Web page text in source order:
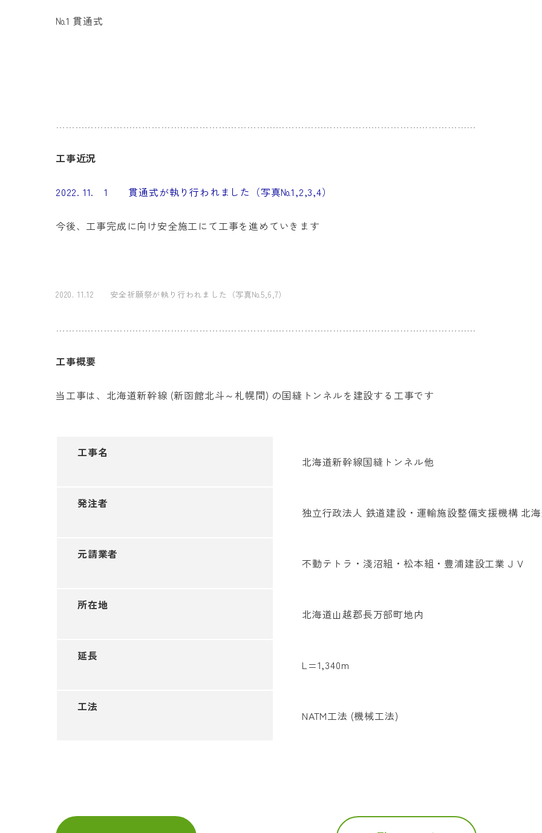
№1 貫通式
……………………………………………………………………………………………………………………
工事近況
2022. 11. 1 貫通式が執り行われました（写真№1,2,3,4）
今後、工事完成に向け安全施工にて工事を進めていきます
2020. 11.12 安全祈願祭が執り行われました（写真№5,6,7）
……………………………………………………………………………………………………………………
工事概要
当工事は、北海道新幹線 (新函館北斗～札幌間) の国縫トンネルを建設する工事です
工事名
北海道新幹線国縫トンネル他
発注者
独立行政法人 鉄道建設・運輸施設整備支援機構 北
元請業者
不動テトラ・淺沼組・松本組・豊浦建設工業ＪＶ
所在地
北海道山越郡長万部町地内
延長
L=1,340m
工法
NATM工法 (機械工法)